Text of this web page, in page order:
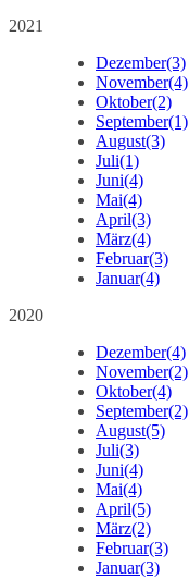
2021
Dezember(3)
November(4)
Oktober(2)
September(1)
August(3)
Juli(1)
Juni(4)
Mai(4)
April(3)
März(4)
Februar(3)
Januar(4)
2020
Dezember(4)
November(2)
Oktober(4)
September(2)
August(5)
Juli(3)
Juni(4)
Mai(4)
April(5)
März(2)
Februar(3)
Januar(3)